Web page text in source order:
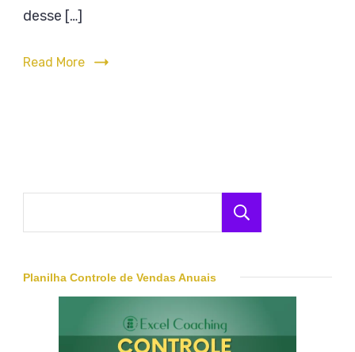
desse […]
Read More
Planilha Controle de Vendas Anuais